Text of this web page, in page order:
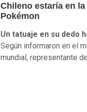
Chileno estaría en
Pokémon
Un tatuaje en su dedo
Según informaron en el
mundial, representante